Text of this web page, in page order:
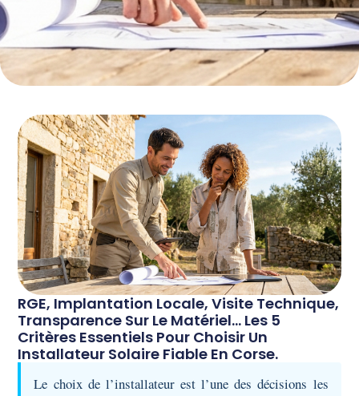
RGE, Implantation Locale, Visite Technique,
Transparence Sur Le Matériel… Les 5
Critères Essentiels Pour Choisir Un
Installateur Solaire Fiable En Corse.
Le choix de l’installateur est l’une des décisions les